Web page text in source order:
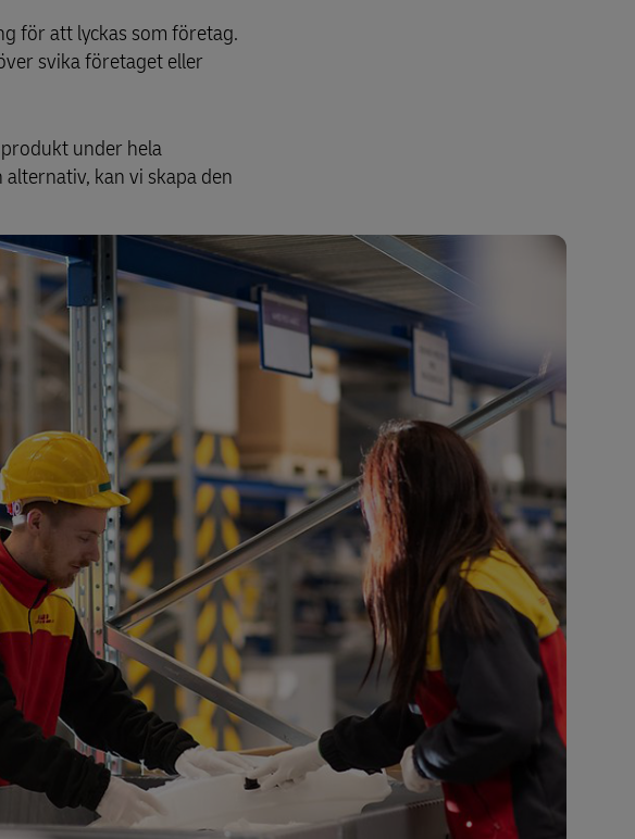
för att lyckas som företag.
svika företaget eller
under hela
kan vi skapa den